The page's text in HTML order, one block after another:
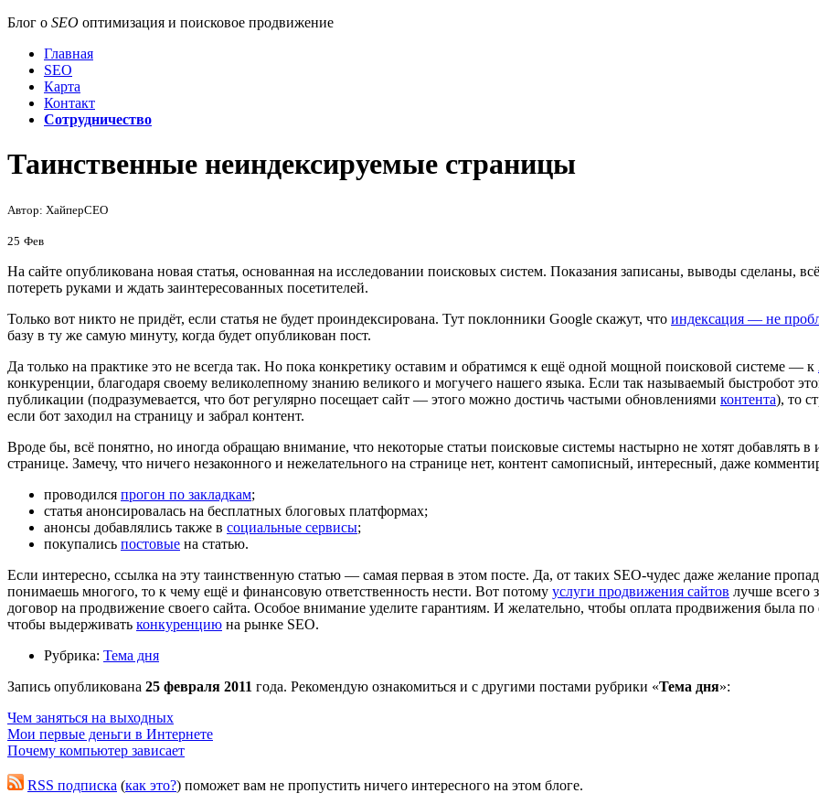
Блог о SEO оптимизация и поисковое продвижение
Главная
SEO
Карта
Контакт
Сотрудничество
Таинственные неиндексируемые страницы
Автор: ХайперСЕО
25 Фев
На сайте опубликована новая статья, основанная на исследовании поисковых систем. Показания записаны, выводы сделаны,
потереть руками и ждать заинтересованных посетителей.
Только вот никто не придёт, если статья не будет проиндексирована. Тут поклонники Google скажут, что индексация — не
базу в ту же самую минуту, когда будет опубликован пост.
Да только на практике это не всегда так. Но пока конкретику оставим и обратимся к ещё одной мощной поисковой системе — к
конкуренции, благодаря своему великолепному знанию великого и могучего нашего языка. Если так называемый быстробот
публикации (подразумевается, что бот регулярно посещает сайт — этого можно достичь частыми обновлениями контента), то
если бот заходил на страницу и забрал контент.
Вроде бы, всё понятно, но иногда обращаю внимание, что некоторые статьи поисковые системы настырно не хотят
странице. Замечу, что ничего незаконного и нежелательного на странице нет, контент самописный, интересный, даже
проводился прогон по закладкам;
статья анонсировалась на бесплатных блоговых платформах;
анонсы добавлялись также в социальные сервисы;
покупались постовые на статью.
Если интересно, ссылка на эту таинственную статью — самая первая в этом посте. Да, от таких SEO-чудес даже желание
понимаешь многого, то к чему ещё и финансовую ответственность нести. Вот потому услуги продвижения сайтов лучше всего
договор на продвижение своего сайта. Особое внимание уделите гарантиям. И желательно, чтобы оплата продвижения была
чтобы выдерживать конкуренцию на рынке SEO.
Рубрика: Тема дня
Запись опубликована 25 февраля 2011 года. Рекомендую ознакомиться и с другими постами рубрики «Тема дня»:
Чем заняться на выходных
Мои первые деньги в Интернете
Почему компьютер зависает
RSS подписка (как это?) поможет вам не пропустить ничего интересного на этом блоге.